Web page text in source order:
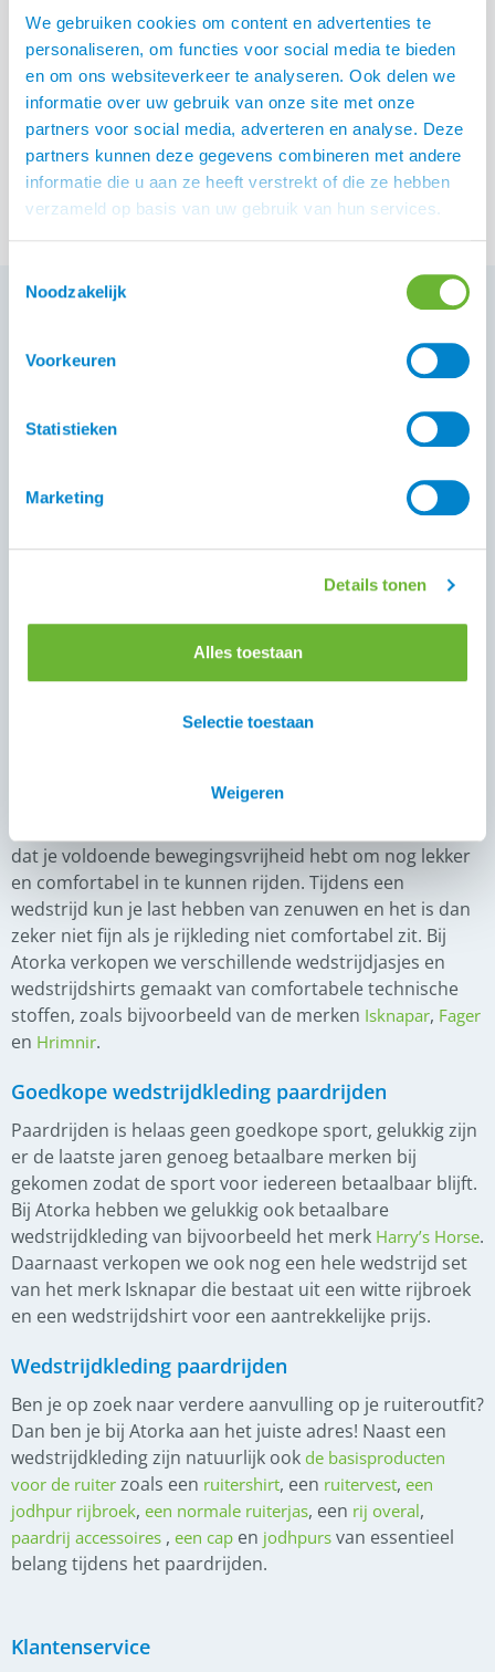
We gebruiken cookies om content en advertenties te
personaliseren, om functies voor social media te bieden
en om ons websiteverkeer te analyseren. Ook delen we
informatie over uw gebruik van onze site met onze
partners voor social media, adverteren en analyse. Deze
partners kunnen deze gegevens combineren met andere
informatie die u aan ze heeft verstrekt of die ze hebben
verzameld op basis van uw gebruik van hun services.
Noodzakelijk
Voorkeuren
Statistieken
Marketing
Details tonen
Alles toestaan
Selectie toestaan
Weigeren
Eques Deluxe zomer
handschoen
€33,00
Wedstrijdkleding Paardrijden
om wedstrijden te gaan rijden hoort daar natuurlijk ook
een nette outfit bij, zowel voor jou als je paard. Het ziet
er niet alleen netjes en verzorgd uit maar vaak zijn er
per discipline ook bepaalde regels waar je je aan moet
rijbroek, een wit dekje, een wedstrijdjasje, een wedstrijd
shirt en witte handschoenen zeer gebruikelijk tijdens het
Wanneer je de gedetailleerde regelgeving omtrent
wedstrijden voor IJslanders wil naslaan, kun je dat doen
. Hier vind je de juiste documenten van
dat je voldoende bewegingsvrijheid hebt om nog lekker
en comfortabel in te kunnen rijden. Tijdens een
wedstrijd kun je last hebben van zenuwen en het is dan
zeker niet fijn als je rijkleding niet comfortabel zit. Bij
Atorka verkopen we verschillende wedstrijdjasjes en
wedstrijdshirts gemaakt van comfortabele technische
stoffen, zoals bijvoorbeeld van de merken Isknapar, Fager
en Hrimnir.
Goedkope wedstrijdkleding paardrijden
Paardrijden is helaas geen goedkope sport, gelukkig zijn
er de laatste jaren genoeg betaalbare merken bij
gekomen zodat de sport voor iedereen betaalbaar blijft.
Bij Atorka hebben we gelukkig ook betaalbare
wedstrijdkleding van bijvoorbeeld het merk Harry’s Horse.
Daarnaast verkopen we ook nog een hele wedstrijd set
van het merk Isknapar die bestaat uit een witte rijbroek
en een wedstrijdshirt voor een aantrekkelijke prijs.
Wedstrijdkleding paardrijden
Ben je op zoek naar verdere aanvulling op je ruiteroutfit?
Dan ben je bij Atorka aan het juiste adres! Naast een
wedstrijdkleding zijn natuurlijk ook de basisproducten
voor de ruiter zoals een ruitershirt, een ruitervest, een
jodhpur rijbroek, een normale ruiterjas, een rij overal,
paardrij accessoires , een cap en jodhpurs van essentieel
belang tijdens het paardrijden.
Klantenservice